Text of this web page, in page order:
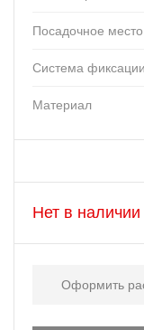
Посадочное
Система
Материал
Нет в наличии
Оформить